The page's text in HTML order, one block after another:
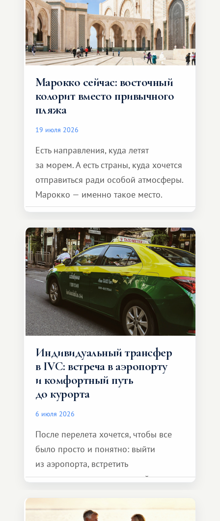
Марокко сейчас: восточный
колорит вместо привычного
пляжа
19 июля 2026
Есть направления, куда летят
за морем. А есть страны, куда хочется
отправиться ради особой атмосферы.
Марокко — именно такое место.
Индивидуальный трансфер
в IVC: встреча в аэропорту
и комфортный путь
до курорта
6 июля 2026
После перелета хочется, чтобы все
было просто и понятно: выйти
из аэропорта, встретить
представителя транспортной
и спокойно доехать до курорта.